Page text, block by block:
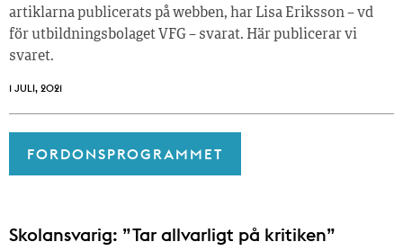
artiklarna publicerats på webben, har Lisa Eriksson – vd
för utbildningsbolaget VFG – svarat. Här publicerar vi
svaret.
1 JULI, 2021
FORDONSPROGRAMMET
Skolansvarig: ”Tar allvarligt på kritiken”